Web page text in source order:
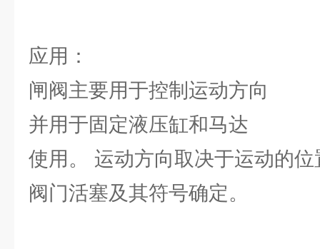
应用：
闸阀主要用于控制运动方向
并用于固定液压缸和马达
使用。 运动方向取决于运动的位
阀门活塞及其符号确定。